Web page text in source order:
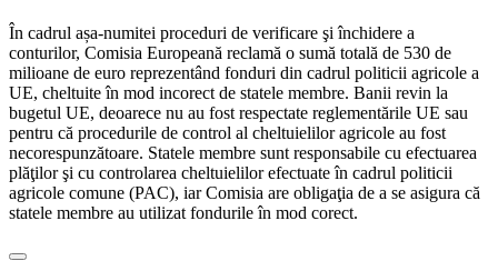
În cadrul așa-numitei proceduri de verificare şi închidere a
conturilor, Comisia Europeană reclamă o sumă totală de 530 de
milioane de euro reprezentând fonduri din cadrul politicii agricole a
UE, cheltuite în mod incorect de statele membre. Banii revin la
bugetul UE, deoarece nu au fost respectate reglementările UE sau
pentru că procedurile de control al cheltuielilor agricole au fost
necorespunzătoare. Statele membre sunt responsabile cu efectuarea
plăţilor şi cu controlarea cheltuielilor efectuate în cadrul politicii
agricole comune (PAC), iar Comisia are obligaţia de a se asigura că
statele membre au utilizat fondurile în mod corect.